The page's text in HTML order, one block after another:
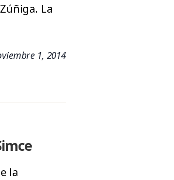
La
1, 2014
la